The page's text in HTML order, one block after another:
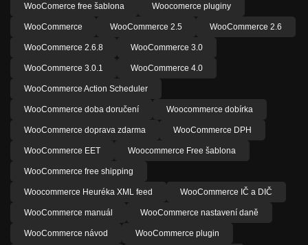
WooComerce free šablona Woocomerce pluginy
WooCommerce WooCommerce 2.5 WooCommerce 2.6
WooCommerce 2.6.8 WooCommerce 3.0
WooCommerce 3.0.1 WooCommerce 4.0
WooCommerce Action Scheduler
WooCommerce doba doručení Woocommerce dobírka
WooCommerce doprava zdarma WooCommerce DPH
WooCommerce EET Woocommerce Free šablona
WooCommerce free shipping
Woocommerce Heuréka XML feed WooCommerce IČ a DIČ
WooCommerce manuál WooCommerce nastavení daně
WooCommerce návod WooCommerce plugin